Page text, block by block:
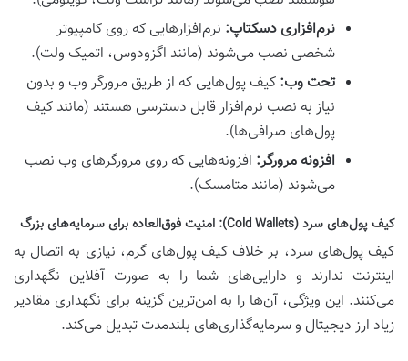
نرم‌افزاری دسکتاپ: نرم‌افزارهایی که روی کامپیوتر
شخصی نصب می‌شوند (مانند اگزودوس، اتمیک ولت).
تحت وب: کیف پول‌هایی که از طریق مرورگر وب و بدون
نیاز به نصب نرم‌افزار قابل دسترسی هستند (مانند کیف
پول‌های صرافی‌ها).
افزونه مرورگر: افزونه‌هایی که روی مرورگرهای وب نصب
می‌شوند (مانند متامسک).
کیف پول‌های سرد (Cold Wallets): امنیت فوق‌العاده برای سرمایه‌های بزرگ
کیف پول‌های سرد، بر خلاف کیف پول‌های گرم، نیازی به اتصال به
اینترنت ندارند و دارایی‌های شما را به صورت آفلاین نگهداری
می‌کنند. این ویژگی، آن‌ها را به امن‌ترین گزینه برای نگهداری مقادیر
زیاد ارز دیجیتال و سرمایه‌گذاری‌های بلندمدت تبدیل می‌کند.